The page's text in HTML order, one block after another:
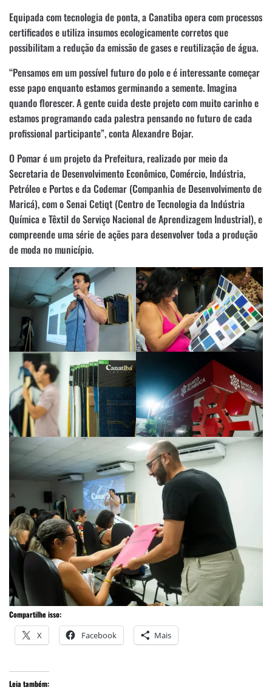
Equipada com tecnologia de ponta, a Canatiba opera com processos
certificados e utiliza insumos ecologicamente corretos que
possibilitam a redução da emissão de gases e reutilização de água.
“Pensamos em um possível futuro do polo e é interessante começar
esse papo enquanto estamos germinando a semente. Imagina
quando florescer. A gente cuida deste projeto com muito carinho e
estamos programando cada palestra pensando no futuro de cada
profissional participante”, conta Alexandre Bojar.
O Pomar é um projeto da Prefeitura, realizado por meio da
Secretaria de Desenvolvimento Econômico, Comércio, Indústria,
Petróleo e Portos e da Codemar (Companhia de Desenvolvimento de
Maricá), com o Senai Cetiqt (Centro de Tecnologia da Indústria
Química e Têxtil do Serviço Nacional de Aprendizagem Industrial), e
compreende uma série de ações para desenvolver toda a produção
de moda no município.
Compartilhe isso:
X Facebook Mais
Leia também: